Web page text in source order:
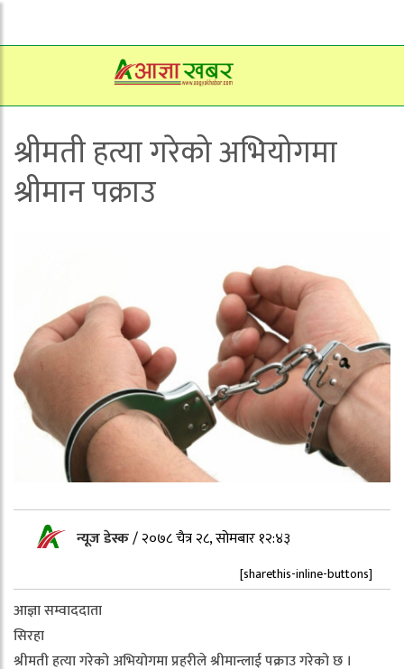
श्रीमती हत्या गरेको अभियोगमा
श्रीमान पक्राउ
न्यूज डेस्क/२०७८ चैत्र २८, सोमबार १२:४३
[sharethis-inline-buttons]
आज्ञा सम्वाददाता
सिरहा
श्रीमती हत्या गरेको अभियोगमा प्रहरीले श्रीमान्लाई पक्राउ गरेको छ ।